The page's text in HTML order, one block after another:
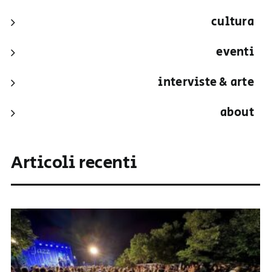
cultura
eventi
interviste & arte
about
Articoli recenti